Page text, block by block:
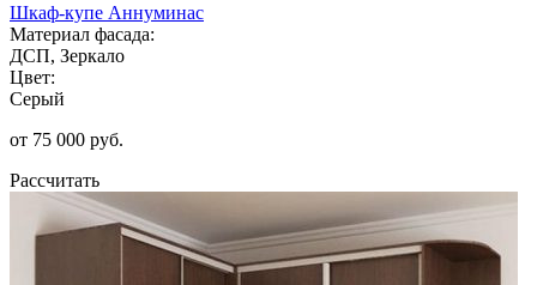
Шкаф-купе Аннуминас
Материал фасада:
ДСП, Зеркало
Цвет:
Серый
от 75 000 руб.
Рассчитать